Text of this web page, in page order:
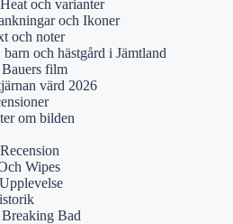
och varianter
och Ikoner
och noter
och hästgård i Jämtland
Bauers film
värd 2026
om bilden
Wipes
Bad